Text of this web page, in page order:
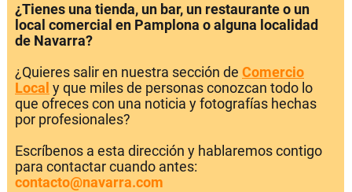
¿Tienes una tienda, un bar, un restaurante o un
local comercial en Pamplona o alguna localidad
de Navarra?
¿Quieres salir en nuestra sección de Comercio
Local y que miles de personas conozcan todo lo
que ofreces con una noticia y fotografías hechas
por profesionales?
Escríbenos a esta dirección y hablaremos contigo
para contactar cuando antes:
contacto@navarra.com